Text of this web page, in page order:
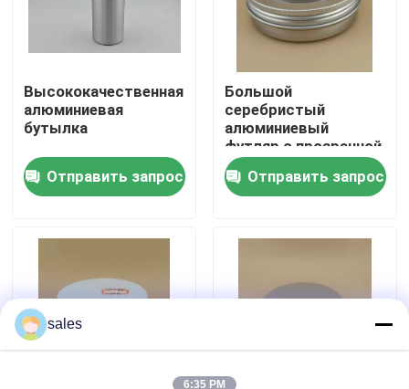
Экскурсия по заводу
Контроль качества
Спрейер насоса духов
Спрейер насоса пуска
Высококачественная
алюминиевая
бутылка
Отправить запрос
Большой
серебристый
алюминиевый
футляр с прозрачной
завинчивающейся
крышкой для
косметики
Отправить запрос
sales
6:35 PM